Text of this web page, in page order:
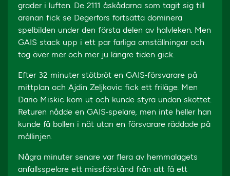
grader i luften. De 2111 åskådarna som tagit sig till
arenan fick se Degerfors fortsätta dominera
spelbilden under den första delen av halvleken. Men
GAIS stack upp i ett par farliga omställningar och
tog över mer och mer ju längre tiden gick.
Efter 32 minuter stötbröt en GAIS-försvarare på
mittplan och Ajdin Zeljkovic fick ett friläge. Men
Dario Miskic kom ut och kunde styra undan skottet.
Returen nådde en GAIS-spelare, men inte heller han
kunde få bollen i nät utan en försvarare räddade på
mållinjen.
Några minuter senare var flera av hemmalagets
anfallsspelare ett missförstånd från att få ett